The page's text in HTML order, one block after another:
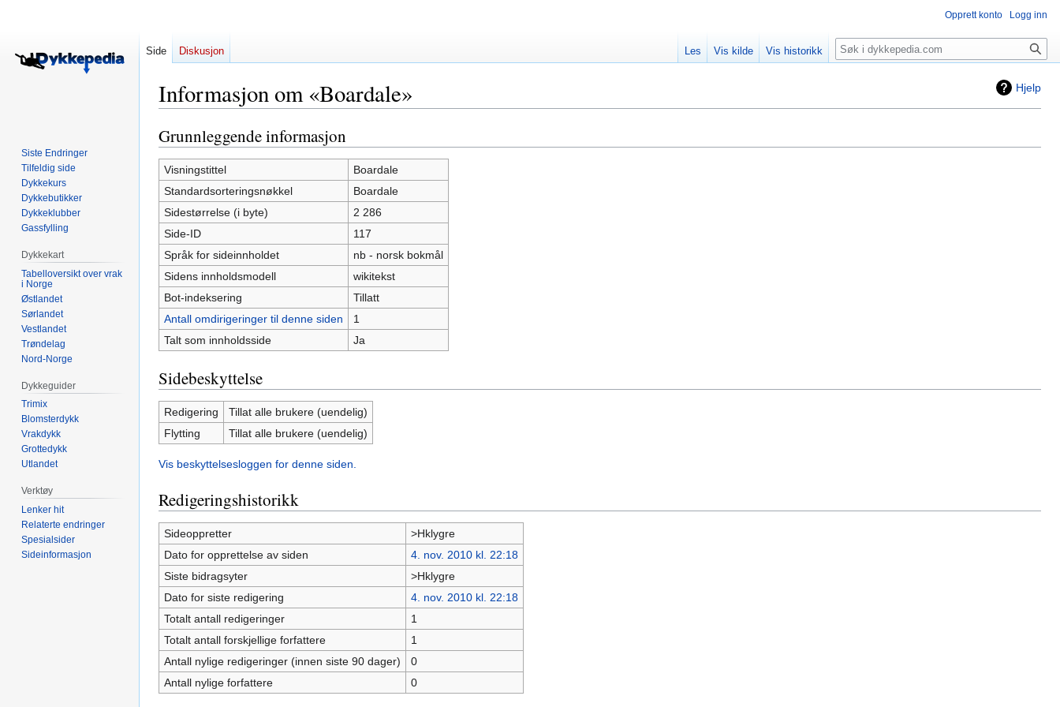
Hjelp
Informasjon om «Boardale»
Hopp
til
navigering
Hopp
til
søk
Grunnleggende informasjon
Visningstittel
Boardale
Standardsorteringsnøkkel
Boardale
Sidestørrelse (i byte)
2 286
Side-ID
117
Språk for sideinnholdet
nb - norsk bokmål
Sidens innholdsmodell
wikitekst
Bot-indeksering
Tillatt
Antall omdirigeringer til denne siden
1
Talt som innholdsside
Ja
Sidebeskyttelse
Redigering
Tillat alle brukere (uendelig)
Flytting
Tillat alle brukere (uendelig)
Vis beskyttelsesloggen for denne siden.
Redigeringshistorikk
Sideoppretter
>Hklygre
Dato for opprettelse av siden
4. nov. 2010 kl. 22:18
Siste bidragsyter
>Hklygre
Dato for siste redigering
4. nov. 2010 kl. 22:18
Totalt antall redigeringer
1
Totalt antall forskjellige forfattere
1
Antall nylige redigeringer (innen siste 90 dager)
0
Antall nylige forfattere
0
Opprett konto Logg inn
Side Diskusjon Les Vis kilde Vis historikk Søk
Siste Endringer
Tilfeldig side
Dykkekurs
Dykkebutikker
Dykkeklubber
Gassfylling
Dykkekart
Tabelloversikt over vrak
i Norge
Østlandet
Sørlandet
Vestlandet
Trøndelag
Nord-Norge
Dykkeguider
Trimix
Blomsterdykk
Vrakdykk
Grottedykk
Utlandet
Verktøy
Lenker hit
Relaterte endringer
Spesialsider
Sideinformasjon